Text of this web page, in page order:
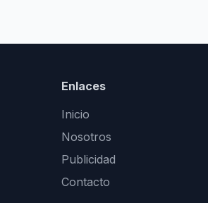
Enlaces
Inicio
Nosotros
Publicidad
Contacto